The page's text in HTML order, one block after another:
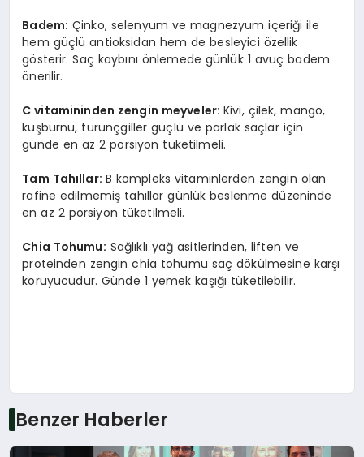
Badem: Çinko, selenyum ve magnezyum içeriği ile
hem güçlü antioksidan hem de besleyici özellik
gösterir. Saç kaybını önlemede günlük 1 avuç badem
önerilir.
C vitamininden zengin meyveler:Kivi, çilek, mango,
kuşburnu, turunçgiller güçlü ve parlak saçlar için
günde en az 2 porsiyon tüketilmeli.
Tam Tahıllar: B kompleks vitaminlerden zengin olan
rafine edilmemiş tahıllar günlük beslenme düzeninde
en az 2 porsiyon tüketilmeli.
Chia Tohumu: Sağlıklı yağ asitlerinden, liften ve
proteinden zengin chia tohumu saç dökülmesine karşı
koruyucudur. Günde 1 yemek kaşığı tüketilebilir.
Benzer Haberler